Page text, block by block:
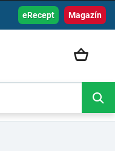
Magazín
eRecept